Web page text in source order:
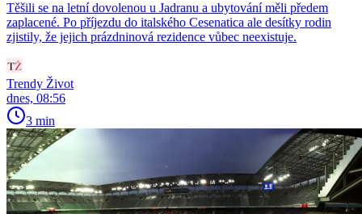
Těšili se na letní dovolenou u Jadranu a ubytování měli předem
zaplacené. Po příjezdu do italského Cesenatica ale desítky rodin
zjistily, že jejich prázdninová rezidence vůbec neexistuje.
Trendy Život
dnes, 08:56
3 min